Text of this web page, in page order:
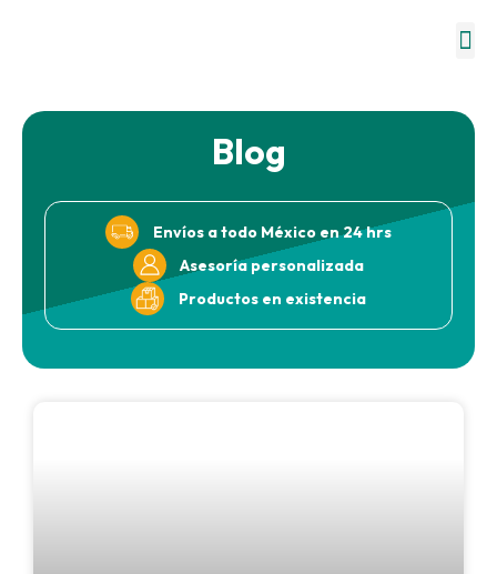
Blog
Envíos a todo México en 24 hrs
Asesoría personalizada
Productos en existencia